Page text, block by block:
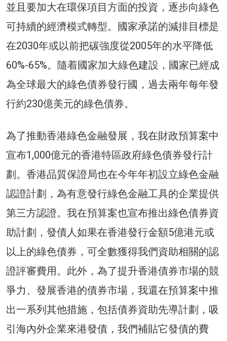
並且要加大在環保項目方面的投資，逐步向綠色
可持續的經濟模式轉型。國家承諾的減排目標是
在2030年或以前把碳強度從2005年的水平降低
60%-65%。隨着國家加大綠色建設，國家已經成
為全球最大的綠色債券發行國，過去兩年每年發
行約230億美元的綠色債券。
為了推動香港綠色金融發展，我在財政預算案中
宣布1,000億元的香港特區政府綠色債券發行計
劃。香港品質保證局也在今年年初設立綠色金融
認證計劃，為有意發行綠色金融工具的企業提供
第三方認證。我在預算案也宣布推出綠色債券資
助計劃，發債人如果在香港發行金額5億港元或
以上的綠色債券，可全數獲得我們資助相關的認
證評審費用。此外，為了提升香港債券市場的競
爭力、發展香港的債券市場，我還在預算案中推
出一系列其他措施，包括債券資助先導計劃，吸
引海內外企業來港發債，我們補貼它發債的費